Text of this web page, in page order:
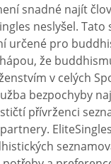
snadné najít
neslyšel. Tato
určené pro
že
v celých
bezpochyby
přívrženci